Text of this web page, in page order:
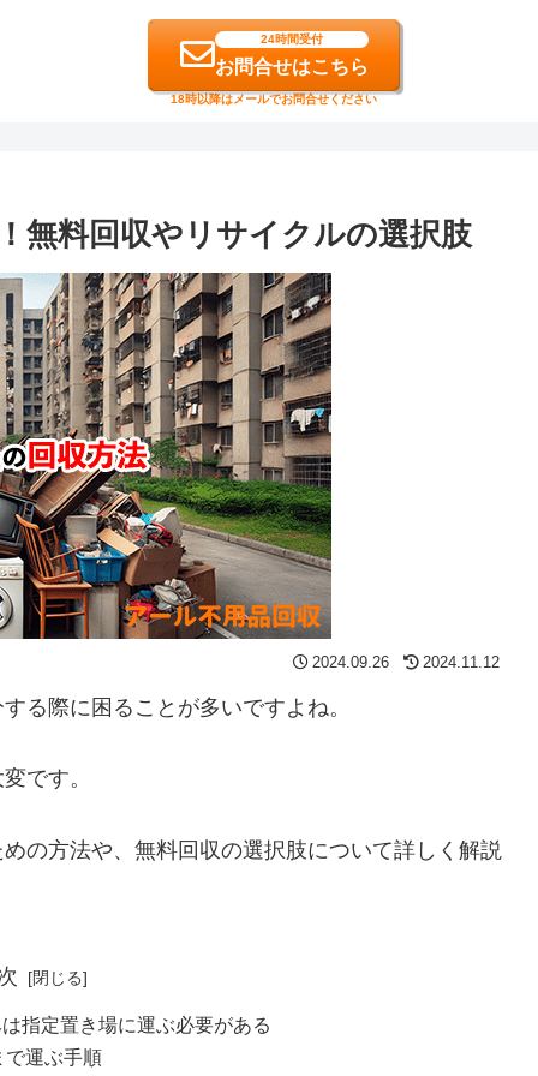
24時間受付
お問合せはこちら
18時以降はメールでお問合せください
無料回収やリサイクルの選択肢
2024.09.26 2024.11.12
る際に困ることが多いですよね。
です。
の方法や、無料回収の選択肢について詳しく解説
指定置き場に運ぶ必要がある
で運ぶ手順